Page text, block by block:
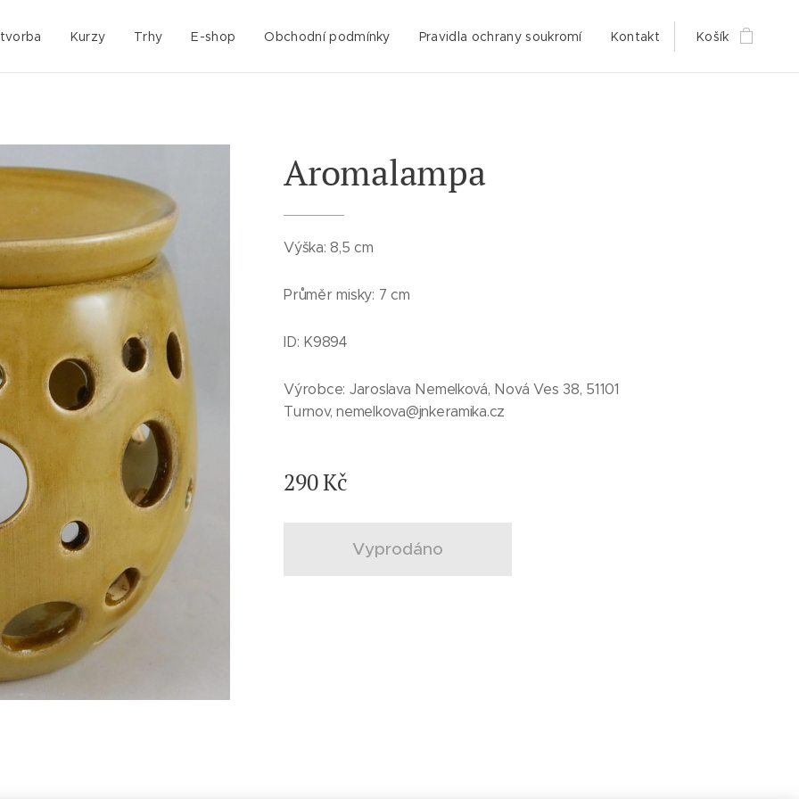
Kurzy Trhy E-shop Obchodní podmínky Pravidla ochrany soukromí Kontakt Košík
Aromalampa
Výška: 8,5 cm
Průměr misky: 7 cm
ID: K9894
Výrobce: Jaroslava Nemelková, Nová Ves 38, 51101
Turnov, nemelkova@jnkeramika.cz
290Kč
Vyprodáno